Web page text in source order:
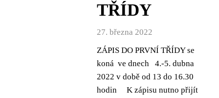
TŘÍDY
27. března 2022
ZÁPIS DO PRVNÍ TŘÍDY se
koná ve dnech 4.-5. dubna
2022 v době od 13 do 16.30
hodin K zápisu nutno přijít